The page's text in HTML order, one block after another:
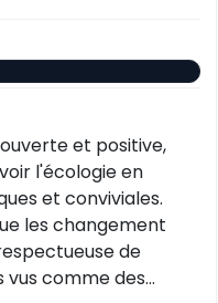
et positive,
l'écologie en
et conviviales.
les changement
de
vus comme des